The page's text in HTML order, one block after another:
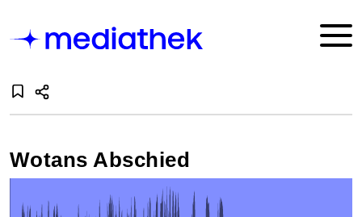
Wotans Abschied